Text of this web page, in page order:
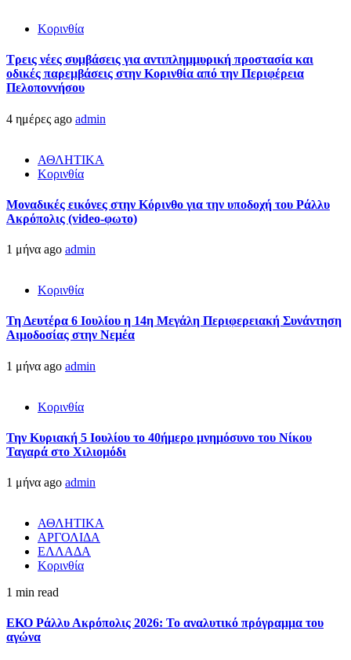
Κορινθία
Τρεις νέες συμβάσεις για αντιπλημμυρική προστασία και
οδικές παρεμβάσεις στην Κορινθία από την Περιφέρεια
Πελοποννήσου
4 ημέρες ago admin
ΑΘΛΗΤΙΚΑ
Κορινθία
Μοναδικές εικόνες στην Κόρινθο για την υποδοχή του Ράλλυ
Ακρόπολις (video-φωτο)
1 μήνα ago admin
Κορινθία
Τη Δευτέρα 6 Ιουλίου η 14η Μεγάλη Περιφερειακή Συνάντηση
Αιμοδοσίας στην Νεμέα
1 μήνα ago admin
Κορινθία
Την Κυριακή 5 Ιουλίου το 40ήμερο μνημόσυνο του Νίκου
Ταγαρά στο Χιλιομόδι
1 μήνα ago admin
ΑΘΛΗΤΙΚΑ
ΑΡΓΟΛΙΔΑ
ΕΛΛΑΔΑ
Κορινθία
1 min read
ΕΚΟ Ράλλυ Ακρόπολις 2026: Το αναλυτικό πρόγραμμα του
αγώνα